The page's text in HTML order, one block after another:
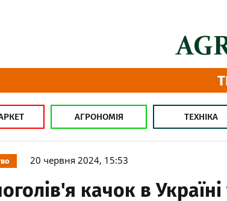
АГРОНОМІЯ ТЕХНІКА
20 червня 2024, 15:53
качок в